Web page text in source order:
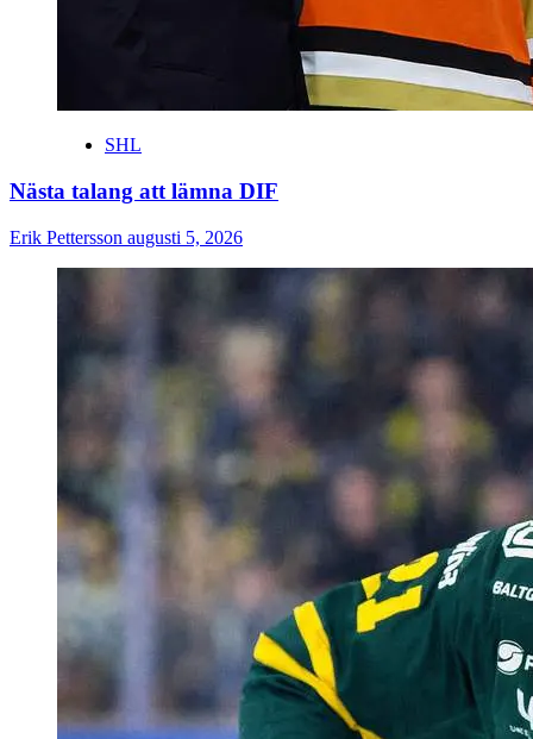
SHL
Nästa talang att lämna DIF
Erik Pettersson augusti 5, 2026